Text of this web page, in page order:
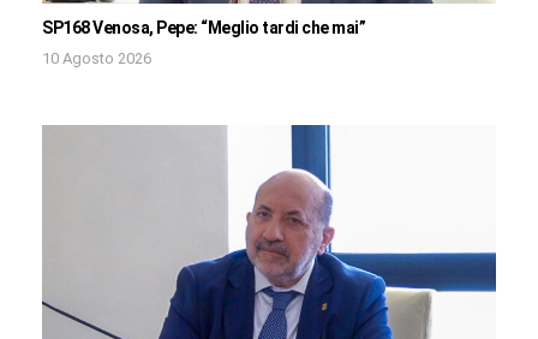
SP168 Venosa, Pepe: “Meglio tardi che mai”
10 Agosto 2026